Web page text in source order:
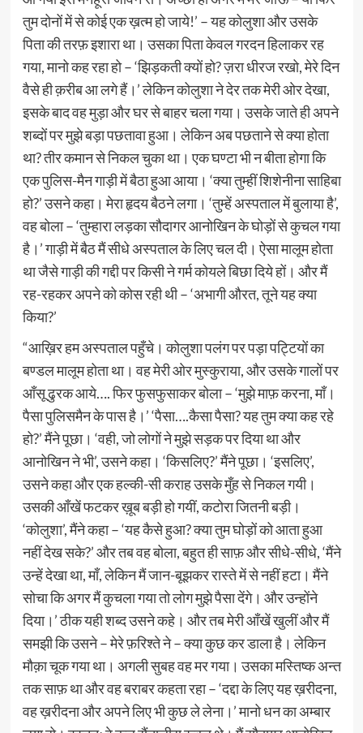
तुम दोनों में से कोई एक ख़त्म हो जाये!’ – यह कोलुशा और उसके
पिता की तरफ़ इशारा था। उसका पिता केवल गरदन हिलाकर रह
गया, मानो कह रहा हो – ‘झिड़कती क्यों हो? ज़रा धीरज रखो, मेरे दिन
वैसे ही क़रीब आ लगे हैं।’ लेकिन कोलुशा ने देर तक मेरी ओर देखा,
इसके बाद वह मुड़ा और घर से बाहर चला गया। उसके जाते ही अपने
शब्दों पर मुझे बड़ा पछतावा हुआ। लेकिन अब पछताने से क्या होता
था? तीर कमान से निकल चुका था। एक घण्टा भी न बीता होगा कि
एक पुलिस-मैन गाड़ी में बैठा हुआ आया। ‘क्या तुम्हीं शिशेनीना साहिबा
हो?’ उसने कहा। मेरा हृदय बैठने लगा। ‘तुम्हें अस्पताल में बुलाया है’,
वह बोला – ‘तुम्हारा लड़का सौदागर आनोखिन के घोड़ों से कुचल गया
है।’ गाड़ी में बैठ मैं सीधे अस्पताल के लिए चल दी। ऐसा मालूम होता
था जैसे गाड़ी की गद्दी पर किसी ने गर्म कोयले बिछा दिये हों। और मैं
रह-रहकर अपने को कोस रही थी – ‘अभागी औरत, तूने यह क्या
किया?’
“आख़िर हम अस्पताल पहुँचे। कोलुशा पलंग पर पड़ा पट्टियों का
बण्डल मालूम होता था। वह मेरी ओर मुस्कुराया, और उसके गालों पर
आँसू ढुरक आये…. फिर फुसफुसाकर बोला – ‘मुझे माफ़ करना, माँ।
पैसा पुलिसमैन के पास है।’ ‘पैसा….कैसा पैसा? यह तुम क्या कह रहे
हो?’ मैंने पूछा। ‘वही, जो लोगों ने मुझे सड़क पर दिया था और
आनोखिन ने भी’, उसने कहा। ‘किसलिए?’ मैंने पूछा। ‘इसलिए’,
उसने कहा और एक हल्की-सी कराह उसके मुँह से निकल गयी।
उसकी आँखें फटकर ख़ूब बड़ी हो गयीं, कटोरा जितनी बड़ी।
‘कोलुशा’, मैंने कहा – ‘यह कैसे हुआ? क्या तुम घोड़ों को आता हुआ
नहीं देख सके?’ और तब वह बोला, बहुत ही साफ़ और सीधे-सीधे, ‘मैंने
उन्हें देखा था, माँ, लेकिन मैं जान-बूझकर रास्ते में से नहीं हटा। मैंने
सोचा कि अगर मैं कुचला गया तो लोग मुझे पैसा देंगे। और उन्होंने
दिया।’ ठीक यही शब्द उसने कहे। और तब मेरी आँखें खुलीं और मैं
समझी कि उसने – मेरे फ़रिश्ते ने – क्या कुछ कर डाला है। लेकिन
मौक़ा चूक गया था। अगली सुबह वह मर गया। उसका मस्तिष्क अन्त
तक साफ़ था और वह बराबर कहता रहा – ‘दद्दा के लिए यह ख़रीदना,
वह ख़रीदना और अपने लिए भी कुछ ले लेना।’ मानो धन का अम्बार